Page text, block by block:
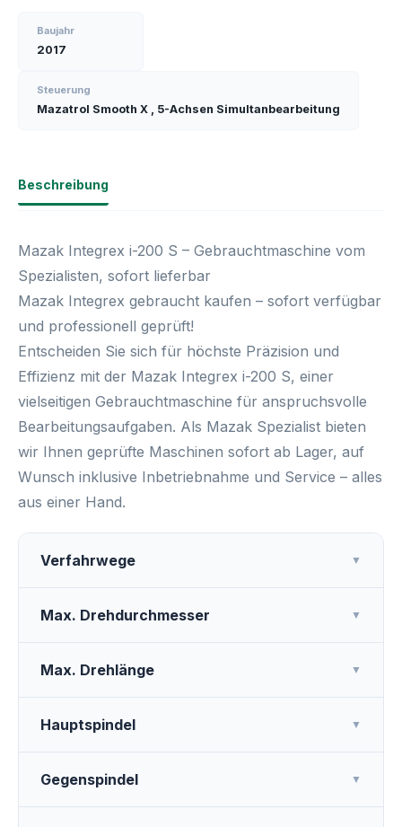
Baujahr
2017
Steuerung
Mazatrol Smooth X , 5-Achsen Simultanbearbeitung
Beschreibung
Mazak Integrex i-200 S – Gebrauchtmaschine vom
Spezialisten, sofort lieferbar
Mazak Integrex gebraucht kaufen – sofort verfügbar
und professionell geprüft!
Entscheiden Sie sich für höchste Präzision und
Effizienz mit der Mazak Integrex i-200 S, einer
vielseitigen Gebrauchtmaschine für anspruchsvolle
Bearbeitungsaufgaben. Als Mazak Spezialist bieten
wir Ihnen geprüfte Maschinen sofort ab Lager, auf
Wunsch inklusive Inbetriebnahme und Service – alles
aus einer Hand.
Verfahrwege ▼
Max. Drehdurchmesser ▼
Max. Drehlänge ▼
Hauptspindel ▼
Gegenspindel ▼